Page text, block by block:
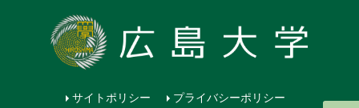
サイトポリシー プライバシーポリシー